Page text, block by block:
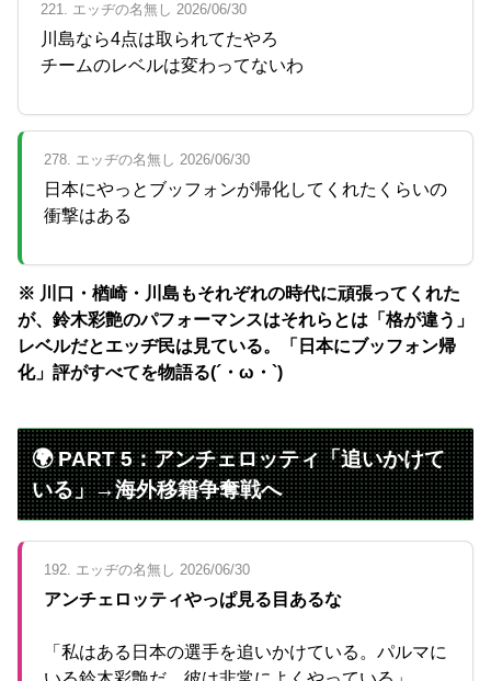
221. エッヂの名無し 2026/06/30
川島なら4点は取られてたやろ
チームのレベルは変わってないわ
278. エッヂの名無し 2026/06/30
日本にやっとブッフォンが帰化してくれたくらいの
衝撃はある
※ 川口・楢崎・川島もそれぞれの時代に頑張ってくれた
が、鈴木彩艶のパフォーマンスはそれらとは「格が違う」
レベルだとエッヂ民は見ている。「日本にブッフォン帰
化」評がすべてを物語る(´・ω・`)
🌍 PART 5：アンチェロッティ「追いかけて
いる」→海外移籍争奪戦へ
192. エッヂの名無し 2026/06/30
アンチェロッティやっぱ見る目あるな
「私はある日本の選手を追いかけている。パルマに